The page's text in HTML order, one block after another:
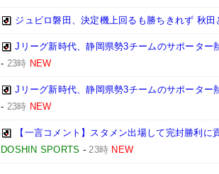
ジュビロ磐田、決定機上回るも勝ちきれず 秋
Jリーグ新時代、静岡県勢3チームのサポータ
- 23時 NEW
Jリーグ新時代、静岡県勢3チームのサポータ
- 23時 NEW
【一言コメント】スタメン出場して完封勝利
DOSHIN SPORTS -23時 NEW